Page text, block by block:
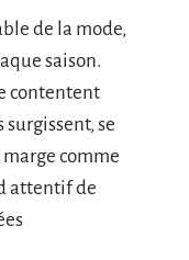
de la mode,
saison.
contentent
surgissent, se
comme
attentif de